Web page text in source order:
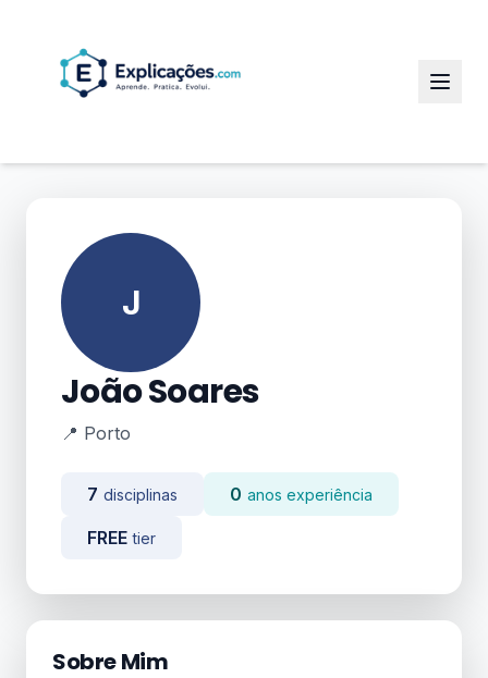
J
João Soares
📍 Porto
7 disciplinas 0 anos experiência
FREE tier
Sobre Mim